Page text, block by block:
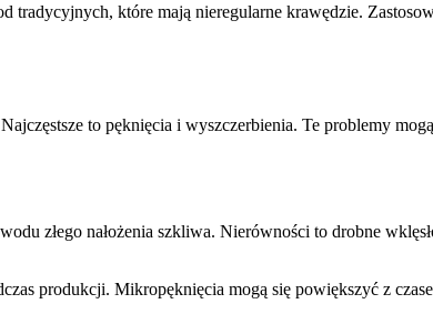
które mają nieregularne krawędzie.
to pęknięcia i wyszczerbienia. Te problemy
złego nałożenia szkliwa. Nierówności to drobne
produkcji. Mikropęknięcia mogą się powiększyć z